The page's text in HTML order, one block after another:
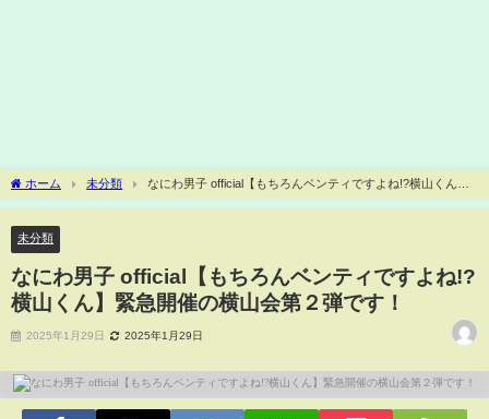
ホーム 未分類
なにわ男子 official【もちろんベンティですよね!?横山くん】
緊急開催の横山会第２弾です！
未分類
なにわ男子 official【もちろんベンティですよね!?
横山くん】緊急開催の横山会第２弾です！
2025年1月29日 2025年1月29日